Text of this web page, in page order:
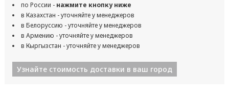
по России - нажмите кнопку ниже
в Казахстан - уточняйте у менеджеров
в Белоруссию - уточняйте у менеджеров
в Армению - уточняйте у менеджеров
в Кыргызстан - уточняйте у менеджеров
Узнайте стоимость доставки в ваш город